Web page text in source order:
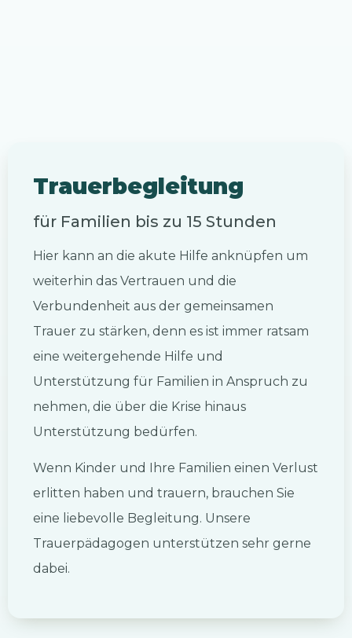
Trauerbegleitung
für Familien bis zu 15 Stunden
Hier kann an die akute Hilfe anknüpfen um
weiterhin das Vertrauen und die
Verbundenheit aus der gemeinsamen
Trauer zu stärken, denn es ist immer ratsam
eine weitergehende Hilfe und
Unterstützung für Familien in Anspruch zu
nehmen, die über die Krise hinaus
Unterstützung bedürfen.
Wenn Kinder und Ihre Familien einen Verlust
erlitten haben und trauern, brauchen Sie
eine liebevolle Begleitung. Unsere
Trauerpädagogen unterstützen sehr gerne
dabei.